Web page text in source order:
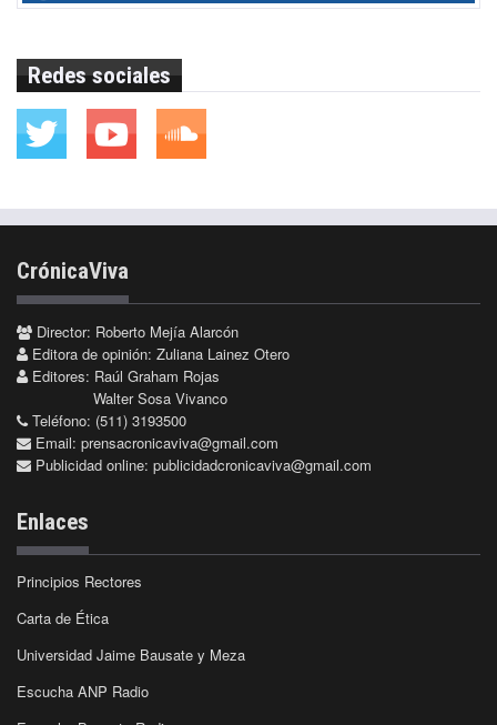
Redes sociales
CrónicaViva
Director: Roberto Mejía Alarcón
Editora de opinión: Zuliana Lainez Otero
Editores: Raúl Graham Rojas
Walter Sosa Vivanco
Teléfono: (511) 3193500
Email: prensacronicaviva@gmail.com
Publicidad online: publicidadcronicaviva@gmail.com
Enlaces
Principios Rectores
Carta de Ética
Universidad Jaime Bausate y Meza
Escucha ANP Radio